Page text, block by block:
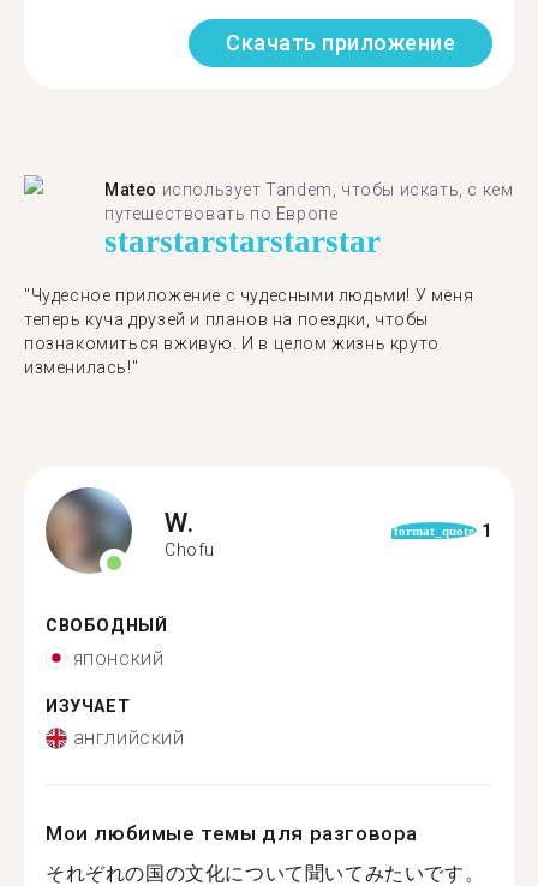
Скачать приложение
Mateo использует Tandem, чтобы искать, с кем
путешествовать по Европе
starstarstarstarstar
"Чудесное приложение с чудесными людьми! У меня
теперь куча друзей и планов на поездки, чтобы
познакомиться вживую. И в целом жизнь круто
изменилась!"
W.
Chofu
format_quote 1
СВОБОДНЫЙ
японский
ИЗУЧАЕТ
английский
Мои любимые темы для разговора
それぞれの国の文化について聞いてみたいです。